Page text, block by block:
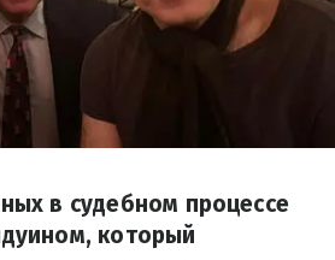
в судебном процессе
который